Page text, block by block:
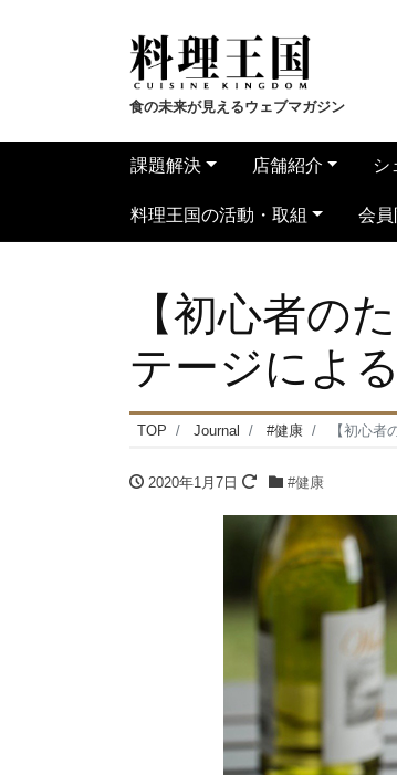
食の未来が見えるウェブマガジン
課題解決 店舗紹介 シ
料理王国の活動・取組 会
【初心者の
テージによ
TOP Journal #健康 【初心
2020年1月7日 #健康